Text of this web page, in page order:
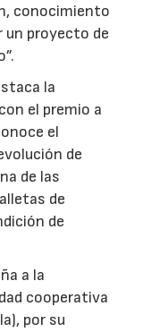
conocimiento
un proyecto de
la
el premio a
el
de
de las
de
de
a la
cooperativa
por su